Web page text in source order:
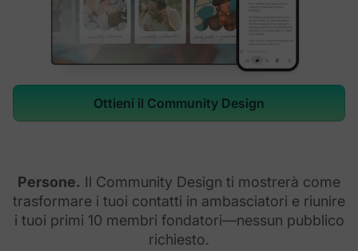
Ottieni il Community Design
Persone. Il Community Design ti mostrerà come
trasformare i tuoi contatti in ambasciatori e riunire
i tuoi primi 10 membri fondatori—nessun pubblico
richiesto.